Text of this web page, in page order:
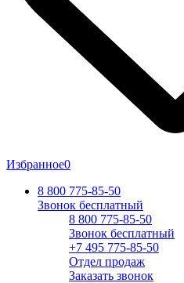
Избранное0
8 800 775-85-50
Звонок бесплатный
8 800 775-85-50
Звонок бесплатный
+7 495 775-85-50
Отдел продаж
Заказать звонок